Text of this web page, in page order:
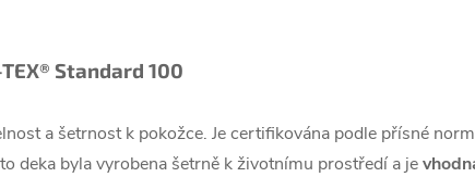
Standard 100
a šetrnost k pokožce. Je certifikována podle přísné
deka byla vyrobena šetrně k životnímu prostředí a je